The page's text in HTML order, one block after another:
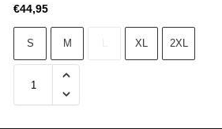
€44,95
S M XL 2XL